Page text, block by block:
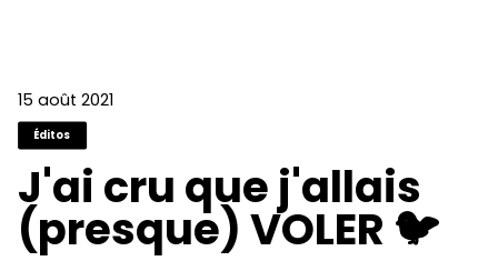
15 août 2021
Éditos
J'ai cru que j'allais
(presque) VOLER 🐦